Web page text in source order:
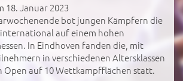
Januar 2023
bot jungen Kämpfern die
auf einem hohen
In Eindhoven fanden die, mit
in verschiedenen Altersklassen
Open auf 10 Wettkampfflächen statt.